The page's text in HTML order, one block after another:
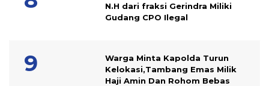
N.H dari fraksi Gerindra Miliki
Gudang CPO Ilegal
Warga Minta Kapolda Turun
Kelokasi,Tambang Emas Milik
Haji Amin Dan Rohom Bebas